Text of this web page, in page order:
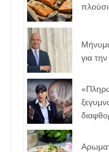
για